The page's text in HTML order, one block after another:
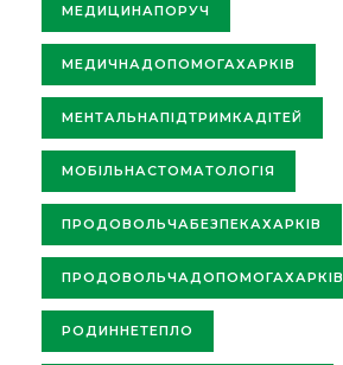
МЕДИЦИНАПОРУЧ
МЕДИЧНАДОПОМОГАХАРКІВ
МЕНТАЛЬНАПІДТРИМКАДІТЕЙ
МОБІЛЬНАСТОМАТОЛОГІЯ
ПРОДОВОЛЬЧАБЕЗПЕКАХАРКІВ
ПРОДОВОЛЬЧАДОПОМОГАХАРКІВ
РОДИННЕТЕПЛО